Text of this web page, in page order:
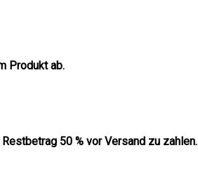
Produkt ab.
50 % vor Versand zu zahlen.